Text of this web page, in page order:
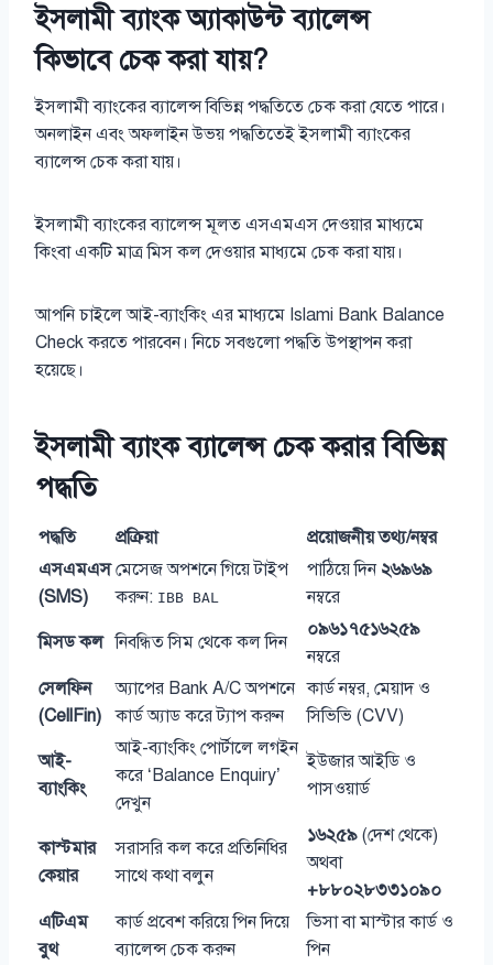
ইসলামী ব্যাংক অ্যাকাউন্ট ব্যালেন্স
কিভাবে চেক করা যায়?
ইসলামী ব্যাংকের ব্যালেন্স বিভিন্ন পদ্ধতিতে চেক করা যেতে পারে।
অনলাইন এবং অফলাইন উভয় পদ্ধতিতেই ইসলামী ব্যাংকের
ব্যালেন্স চেক করা যায়।
ইসলামী ব্যাংকের ব্যালেন্স মূলত এসএমএস দেওয়ার মাধ্যমে
কিংবা একটি মাত্র মিস কল দেওয়ার মাধ্যমে চেক করা যায়।
আপনি চাইলে আই-ব্যাংকিং এর মাধ্যমে Islami Bank Balance
Check করতে পারবেন। নিচে সবগুলো পদ্ধতি উপস্থাপন করা
হয়েছে।
ইসলামী ব্যাংক ব্যালেন্স চেক করার বিভিন্ন
পদ্ধতি
পদ্ধতি প্রক্রিয়া
প্রয়োজনীয় তথ্য/নম্বর
এসএমএস
(SMS)
মেসেজ অপশনে গিয়ে টাইপ
করুন: IBB BAL
পাঠিয়ে দিন ২৬৯৬৯
নম্বরে
মিসড কল নিবন্ধিত সিম থেকে কল দিন
০৯৬১৭৫১৬২৫৯
নম্বরে
সেলফিন
(CellFin)
অ্যাপের Bank A/C অপশনে
কার্ড অ্যাড করে ট্যাপ করুন
কার্ড নম্বর, মেয়াদ ও
সিভিভি (CVV)
আই-
ব্যাংকিং
আই-ব্যাংকিং পোর্টালে লগইন
করে ‘Balance Enquiry’
দেখুন
ইউজার আইডি ও
পাসওয়ার্ড
কাস্টমার
কেয়ার
সরাসরি কল করে প্রতিনিধির
সাথে কথা বলুন
১৬২৫৯ (দেশ থেকে)
অথবা
+৮৮০২৮৩৩১০৯০
এটিএম
বুথ
কার্ড প্রবেশ করিয়ে পিন দিয়ে
ব্যালেন্স চেক করুন
ভিসা বা মাস্টার কার্ড ও
পিন